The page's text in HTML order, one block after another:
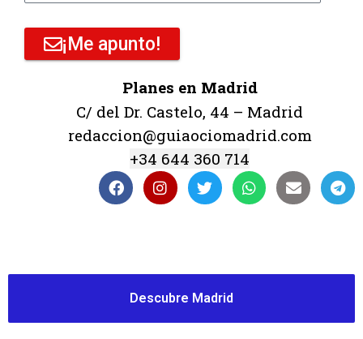
¡Me apunto!
Planes en Madrid
C/ del Dr. Castelo, 44 – Madrid
redaccion@guiaociomadrid.com
+34 644 360 714
Descubre Madrid